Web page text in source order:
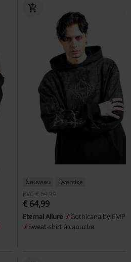
Nouveau
Oversize
PVC € 69,99
€ 64,99
Eternal Allure
Gothicana by EMP
Sweat-shirt à capuche